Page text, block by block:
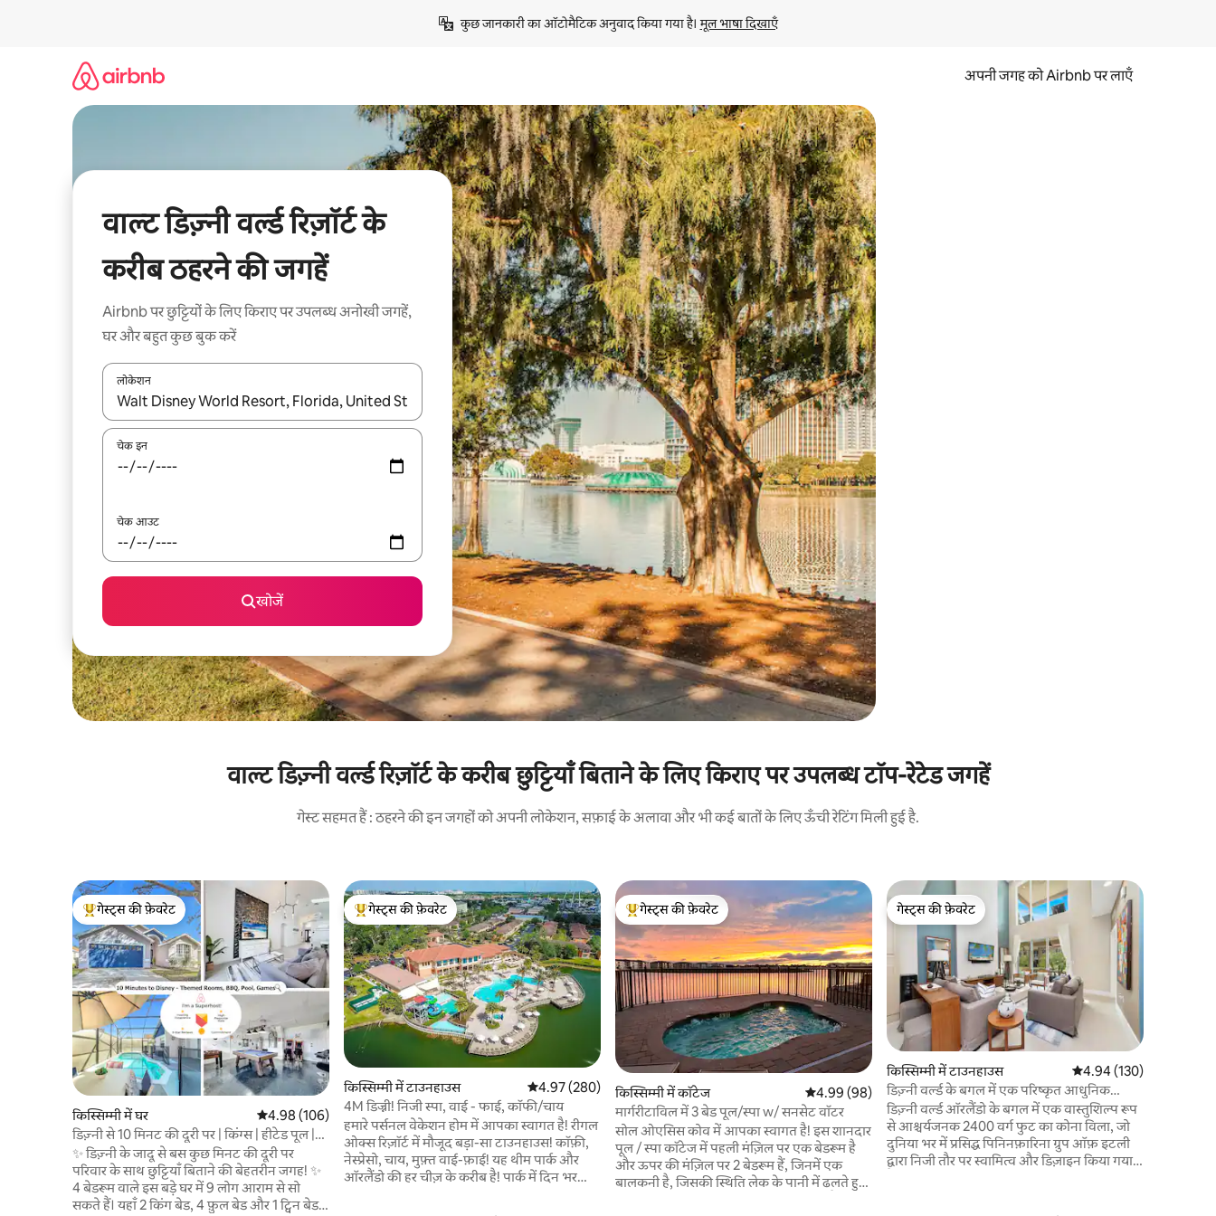
कुछ जानकारी का ऑटोमैटिक अनुवाद किया गया है। मूल भाषा दिखाएँ
अपनी जगह को Airbnb पर लाएँ
वाल्ट डिज़्नी वर्ल्ड रिज़ॉर्ट के
करीब ठहरने की जगहें
Airbnb पर छुट्टियों के लिए किराए पर उपलब्ध अनोखी जगहें,
घर और बहुत कुछ बुक करें
लोकेशन
नतीजों के उपलब्ध होने पर, अप और डाउन 'ऐरो की' का इस्तेमाल करके नेविगेट करें या टच या फिर स्वाइप जेस्चर का इस्तेमाल करके एक्सप्लोर करें।
चेक इन
चेक आउट
खोजें
वाल्ट डिज़्नी वर्ल्ड रिज़ॉर्ट के करीब छुट्टियाँ बिताने के लिए किराए पर उपलब्ध टॉप-रेटेड जगहें
गेस्ट सहमत हैं : ठहरने की इन जगहों को अपनी लोकेशन, सफ़ाई के अलावा और भी कई बातों के लिए ऊँची रेटिंग मिली हुई है.
गेस्ट्स का टॉप फ़ेवरेट
गेस्ट्स की फ़ेवरेट
किस्सिम्मी में घर औसत रेटिंग 5 में से 4.98, 106 समीक्षाएँ
4.98 (106)
डिज़्नी से 10 मिनट की दूरी पर | किंग्स | हीटेड पूल |
गेम्स
✨ डिज़्नी के जादू से बस कुछ मिनट की दूरी पर
परिवार के साथ छुट्टियाँ बिताने की बेहतरीन जगह! ✨
4 बेडरूम वाले इस बड़े घर में 9 लोग आराम से सो
सकते हैं। यहाँ 2 किंग बेड, 4 फ़ुल बेड और 1 ट्विन बेड
गेस्ट्स का टॉप फ़ेवरेट
गेस्ट्स की फ़ेवरेट
किस्सिम्मी में टाउनहाउस औसत रेटिंग 5 में से 4.97, 280 समीक्षाएँ
4.97 (280)
4M डिज्नी! निजी स्पा, वाई - फाई, कॉफी/चाय
हमारे पर्सनल वेकेशन होम में आपका स्वागत है! रीगल
ओक्स रिज़ॉर्ट में मौजूद बड़ा-सा टाउनहाउस! कॉफ़ी,
नेस्प्रेसो, चाय, मुफ़्त वाई-फ़ाई! यह थीम पार्क और
ऑरलैंडो की हर चीज़ के करीब है! पार्क में दिन भर
गेस्ट्स का टॉप फ़ेवरेट
गेस्ट्स की फ़ेवरेट
किस्सिम्मी में कॉटेज औसत रेटिंग 5 में से 4.99, 98 समीक्षाएँ
4.99 (98)
मार्गरीटाविल में 3 बेड पूल/स्पा w/ सनसेट वॉटर
सोल ओएसिस कोव में आपका स्वागत है! इस शानदार
पूल / स्पा कॉटेज में पहली मंज़िल पर एक बेडरूम है
और ऊपर की मंज़िल पर 2 बेडरूम हैं, जिनमें एक
बालकनी है, जिसकी स्थिति लेक के पानी में ढलते हुए
गेस्ट्स की फ़ेवरेट
गेस्ट्स की फ़ेवरेट
किस्सिम्मी में टाउनहाउस औसत रेटिंग 5 में से 4.94,
4.94 (130)
डिज़्नी वर्ल्ड के बगल में एक परिष्कृत आधुनिक
ओएसिस
डिज़्नी वर्ल्ड ऑरलैंडो के बगल में एक वास्तुशिल्प रूप
से आश्चर्यजनक 2400 वर्ग फुट का कोना विला, जो
दुनिया भर में प्रसिद्ध पिनिनफ़ारिना ग्रुप ऑफ़ इटली
द्वारा निजी तौर पर स्वामित्व और डिज़ाइन किया गया
बाथरूम और नीचे आधे बाथरूम के साथ आधुनिक